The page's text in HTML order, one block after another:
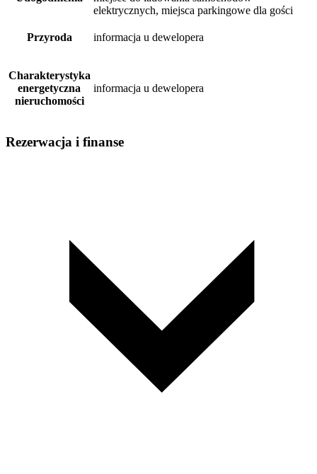
elektrycznych, miejsca parkingowe dla gości
Przyroda informacja u dewelopera
Charakterystyka
energetyczna
nieruchomości
informacja u dewelopera
Rezerwacja i finanse